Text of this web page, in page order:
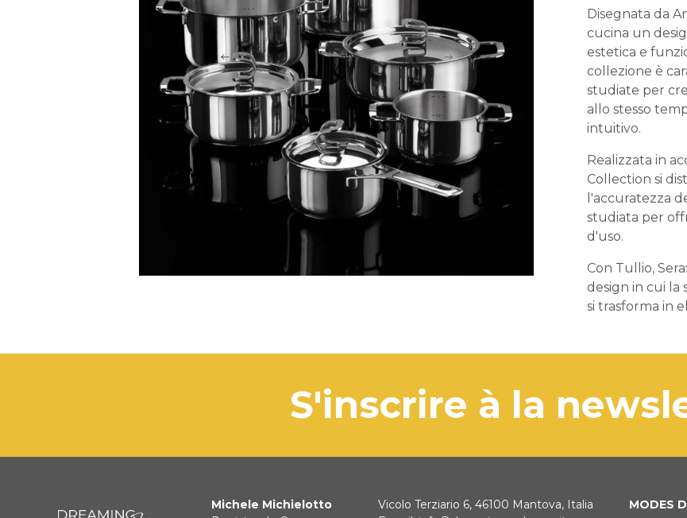
Disegnata da
cucina un
estetica e
collezione è
studiate per
allo stesso
intuitivo.
Realizzata in
Collection si
l'accuratezza
studiata per
d'uso.
Con Tullio,
design in cui la
si trasforma in
s'inscrire à la
Michele Michielotto
Vicolo Terziario 6, 46100 Mantova, Italia
MODES